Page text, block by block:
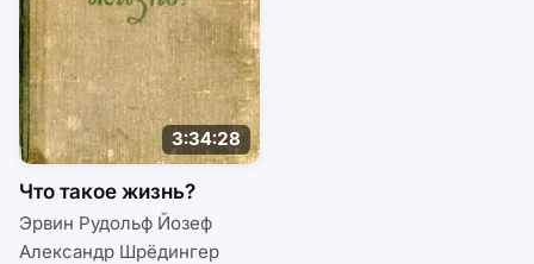
3:34:28
Что такое жизнь?
Эрвин Рудольф Йозеф
Александр Шрёдингер